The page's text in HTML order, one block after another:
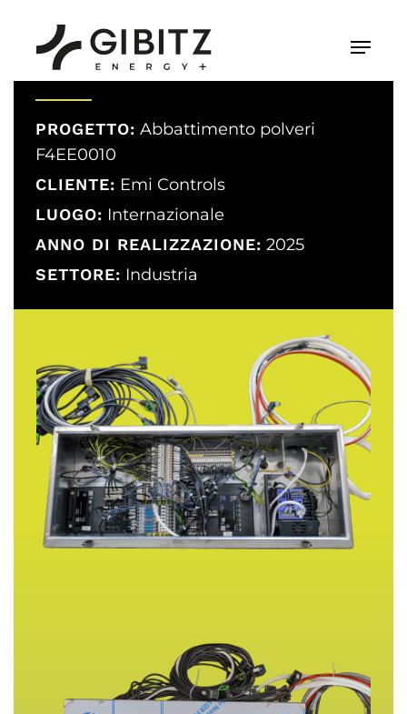
Menu
PROGETTO: Abbattimento polveri
F4EE0010
CLIENTE: Emi Controls
LUOGO: Internazionale
ANNO DI REALIZZAZIONE: 2025
SETTORE: Industria